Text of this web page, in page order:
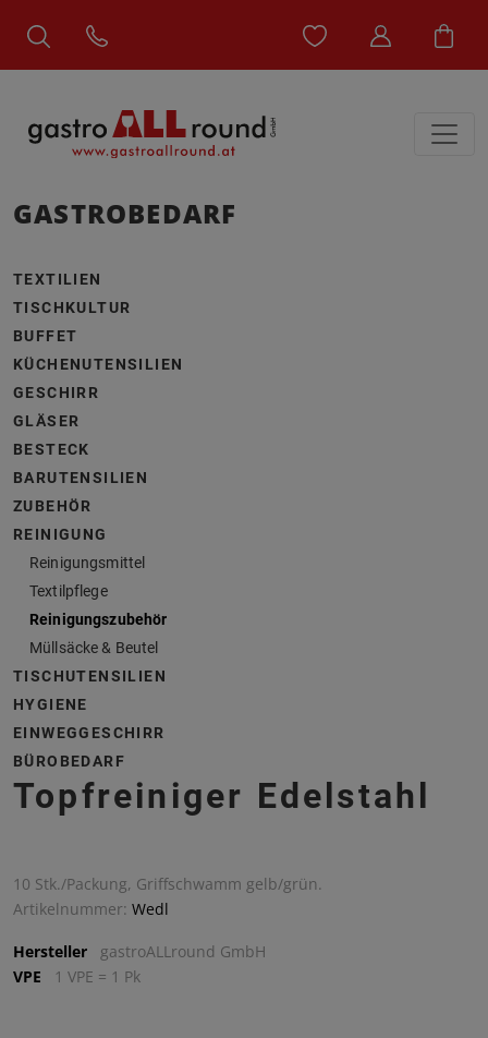
GASTROBEDARF
TEXTILIEN
TISCHKULTUR
BUFFET
KÜCHENUTENSILIEN
GESCHIRR
GLÄSER
BESTECK
BARUTENSILIEN
ZUBEHÖR
REINIGUNG
Reinigungsmittel
Textilpflege
Reinigungszubehör
Müllsäcke & Beutel
TISCHUTENSILIEN
HYGIENE
EINWEGGESCHIRR
BÜROBEDARF
Topfreiniger Edelstahl
10 Stk./Packung, Griffschwamm gelb/grün.
Artikelnummer: Wedl
Hersteller
gastroALLround GmbH
VPE
1 VPE = 1 Pk